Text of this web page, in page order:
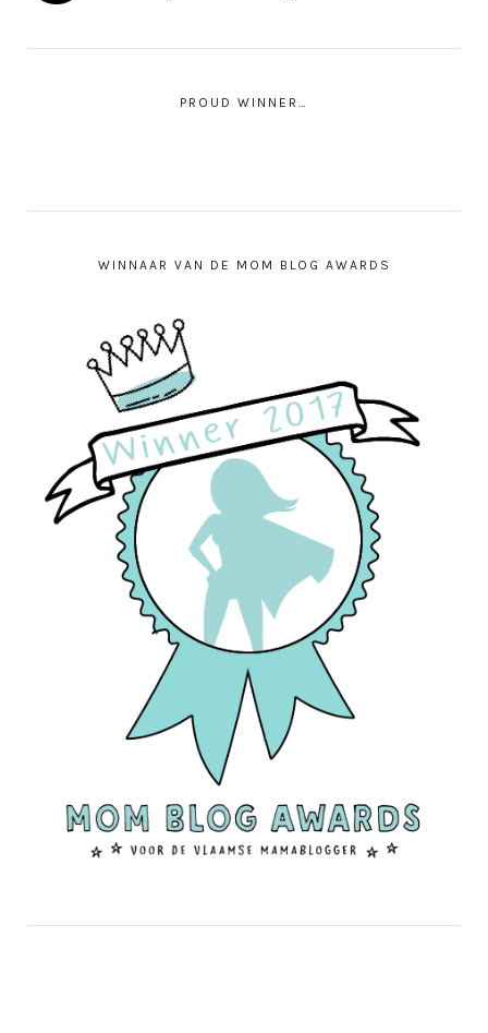
PROUD WINNER…
WINNAAR VAN DE MOM BLOG AWARDS